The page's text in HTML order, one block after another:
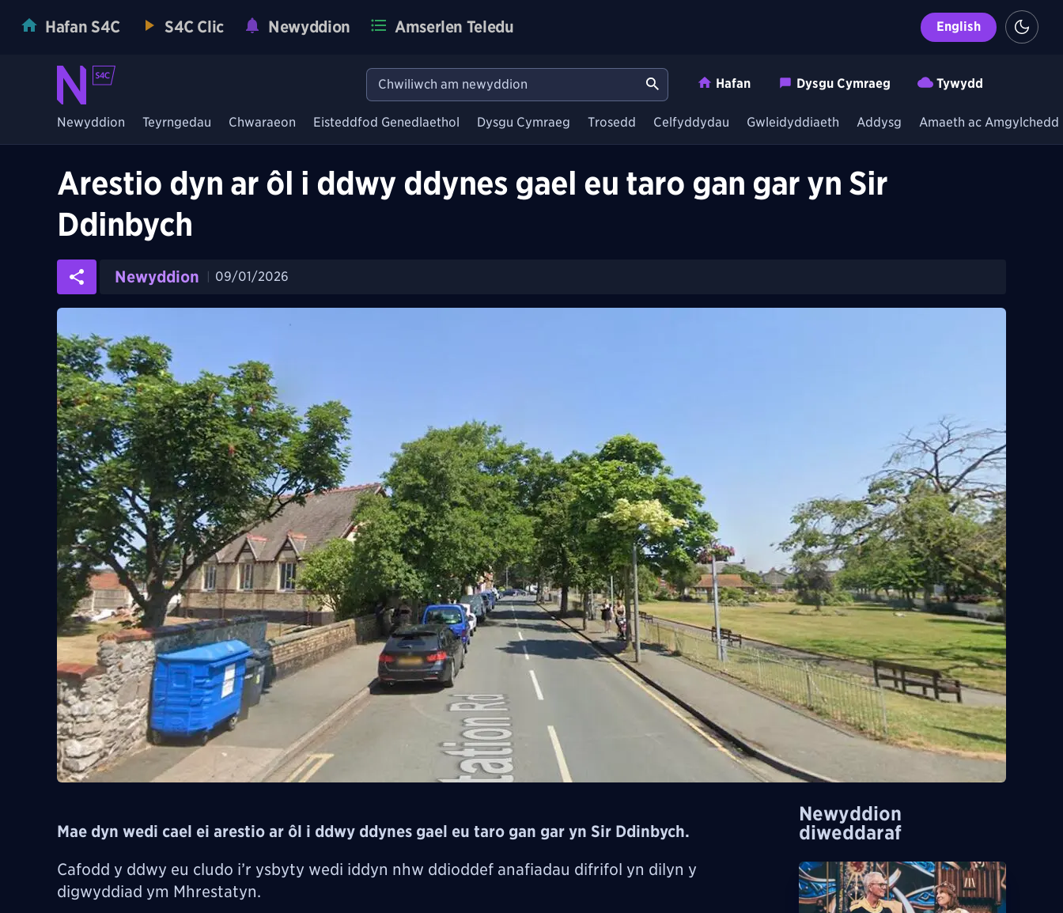
Hafan S4C S4C Clic Newyddion Amserlen Teledu English
Hafan Dysgu Cymraeg Tywydd
Newyddion Teyrngedau Chwaraeon Eisteddfod Genedlaethol Dysgu Cymraeg Trosedd Celfyddydau Gwleidyddiaeth Addysg Amaeth ac Amgylchedd
Arestio dyn ar ôl i ddwy ddynes gael eu taro gan gar yn Sir
Ddinbych
Newyddion 09/01/2026
Mae dyn wedi cael ei arestio ar ôl i ddwy ddynes gael eu taro gan gar yn Sir Ddinbych.
Cafodd y ddwy eu cludo i’r ysbyty wedi iddyn nhw ddioddef anafiadau difrifol yn dilyn y
digwyddiad ym Mhrestatyn.
Newyddion
diweddaraf